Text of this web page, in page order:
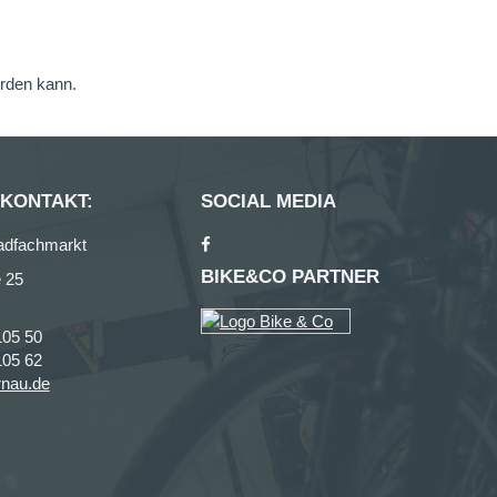
kann.
25
50
62
SOCIAL MEDIA
BIKE&CO PARTNER